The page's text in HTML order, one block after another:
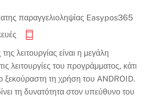
παραγγελιοληψίας Easypos365
λειτουργίας είναι η μεγάλη
λειτουργίες του προγράμματος, κάτι
ξεκούραστη τη χρήση του ANDROID.
τη δυνατότητα στον υπεύθυνο του